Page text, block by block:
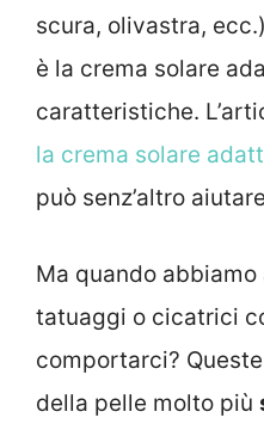
scura, olivastra,
è la crema solare
caratteristiche.
la crema solare
può senz’altro
Ma quando
tatuaggi o cicatrici
comportarci?
della pelle molto più